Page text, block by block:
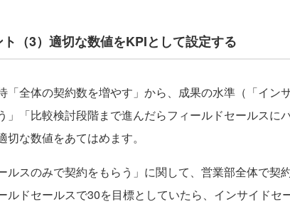
（3）適切な数値をKPIとして設定する
「全体の契約数を増やす」から、成果の水準（「イン
」「比較検討段階まで進んだらフィールドセールスに
な数値をあてはめます。
ルスのみで契約をもらう」に関して、営業部全体で契
ルドセールスで30を目標としていたら、インサイドセ